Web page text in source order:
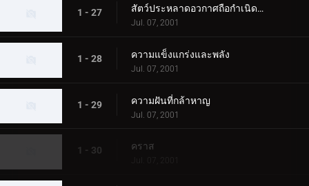
1 - 27 สัตว์ประหลาดอวกาศถือกำเนิดบนโลก
Jul. 07, 2001
1 - 28 ความแข็งแกร่งและพลัง
Jul. 07, 2001
1 - 29 ความฝันที่กล้าหาญ
Jul. 07, 2001
1 - 30 คราส
Jul. 07, 2001